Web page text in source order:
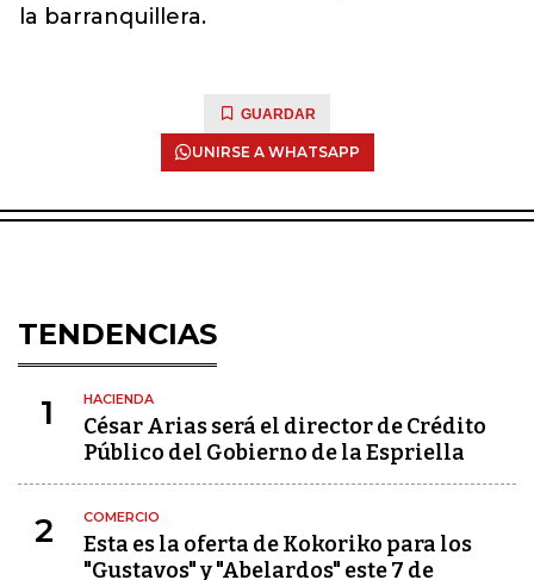
la barranquillera.
GUARDAR
UNIRSE A WHATSAPP
TENDENCIAS
1 HACIENDA
César Arias será el director de Crédito
Público del Gobierno de la Espriella
2 COMERCIO
Esta es la oferta de Kokoriko para los
"Gustavos" y "Abelardos" este 7 de